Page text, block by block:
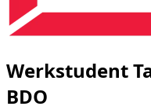
Werkstudent
BDO